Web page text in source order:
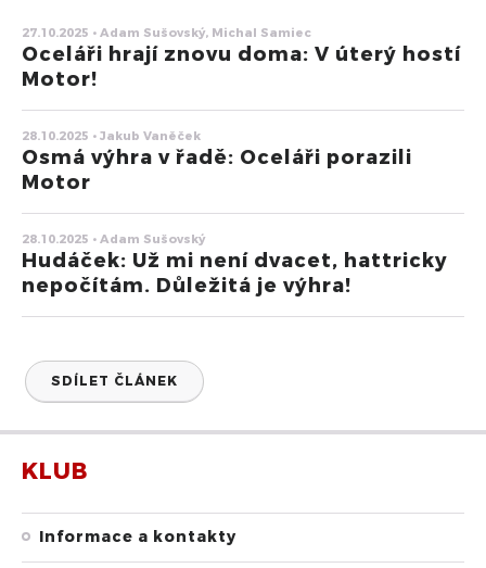
27.10.2025 • Adam Sušovský, Michal Samiec
Oceláři hrají znovu doma: V úterý hostí
Motor!
28.10.2025 • Jakub Vaněček
Osmá výhra v řadě: Oceláři porazili
Motor
28.10.2025 • Adam Sušovský
Hudáček: Už mi není dvacet, hattricky
nepočítám. Důležitá je výhra!
SDÍLET ČLÁNEK
KLUB
Informace a kontakty